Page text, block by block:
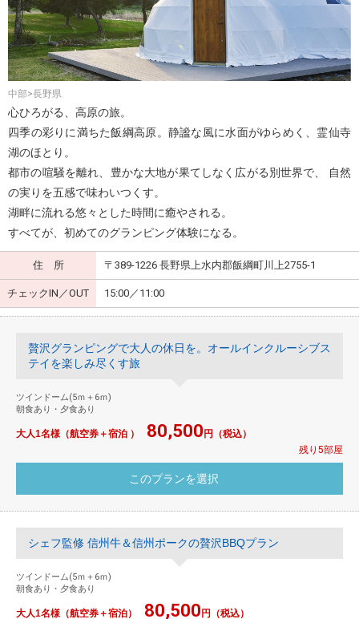
中部>長野県
心ひろがる、高原の旅。
四季の彩りに満ちた飯綱高原。静謐な風に水面がゆらめく、霊仙寺
湖のほとり。
都市の喧騒を離れ、豊かな大地が果てしなく広がる別世界で、 自然
の実りを五感で味わいつくす。
湖畔に流れる悠々とした時間に癒やされる。
すべてが、初めてのグランピング体験になる。
住 所 〒389-1226 長野県上水内郡飯綱町川上2755-1
チェックIN／OUT 15:00／11:00
贅沢グランピングで大人の休日を。オールインクルーシブス
テイを楽しみ尽くす旅
ツインドーム(5ｍ＋6ｍ)
朝食あり・夕食あり
大人1名様（航空券＋宿泊 ） 80,500円（税込）
残り5部屋
シェフ監修 信州牛＆信州ポークの贅沢BBQプラン
ツインドーム(5ｍ＋6ｍ)
朝食あり・夕食あり
大人1名様（航空券＋宿泊） 80,500円（税込）